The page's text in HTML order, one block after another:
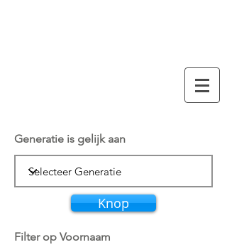
Generatie is gelijk aan
Knop
Filter op Voornaam